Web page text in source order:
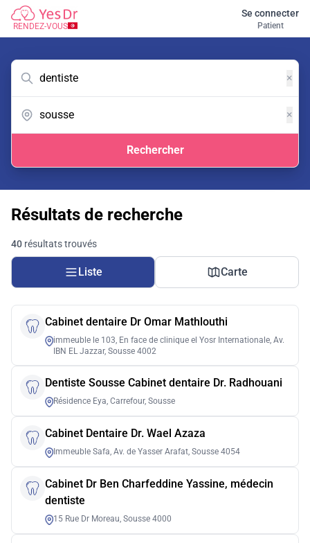
RENDEZ-VOUS
Se connecter
Patient
×
×
Rechercher
Résultats de recherche
40 résultats trouvés
Liste Carte
Cabinet dentaire Dr Omar Mathlouthi
immeuble le 103, En face de clinique el Yosr Internationale, Av.
IBN EL Jazzar, Sousse 4002
Dentiste Sousse Cabinet dentaire Dr. Radhouani
Résidence Eya, Carrefour, Sousse
Cabinet Dentaire Dr. Wael Azaza
Immeuble Safa, Av. de Yasser Arafat, Sousse 4054
Cabinet Dr Ben Charfeddine Yassine, médecin
dentiste
15 Rue Dr Moreau, Sousse 4000